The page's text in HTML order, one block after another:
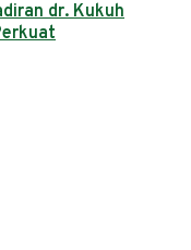
dr. Kukuh